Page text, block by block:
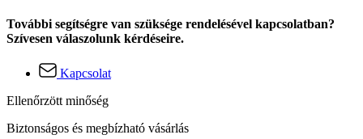
További segítségre van szüksége rendelésével kapcsolatban?
Szívesen válaszolunk kérdéseire.
Kapcsolat
Ellenőrzött minőség
Biztonságos és megbízható vásárlás